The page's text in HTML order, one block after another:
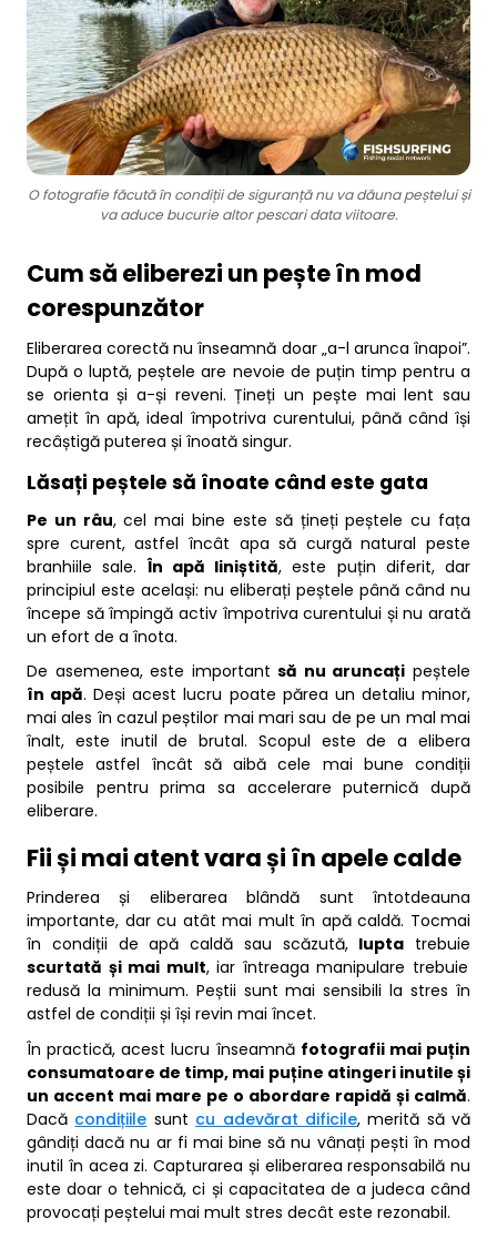
O fotografie făcută în condiții de siguranță nu va dăuna peștelui și
va aduce bucurie altor pescari data viitoare.
Cum să eliberezi un pește în mod
corespunzător
Eliberarea corectă nu înseamnă doar „a-l arunca înapoi”.
După o luptă, peștele are nevoie de puțin timp pentru a
se orienta și a-și reveni. Țineți un pește mai lent sau
amețit în apă, ideal împotriva curentului, până când își
recâștigă puterea și înoată singur.
Lăsați peștele să înoate când este gata
Pe un râu, cel mai bine este să țineți peștele cu fața
spre curent, astfel încât apa să curgă natural peste
branhiile sale. În apă liniștită, este puțin diferit, dar
principiul este același: nu eliberați peștele până când nu
începe să împingă activ împotriva curentului și nu arată
un efort de a înota.
De asemenea, este importantsă nu aruncați peștele
în apă. Deși acest lucru poate părea un detaliu minor,
mai ales în cazul peștilor mai mari sau de pe un mal mai
înalt, este inutil de brutal. Scopul este de a elibera
peștele astfel încât să aibă cele mai bune condiții
posibile pentru prima sa accelerare puternică după
eliberare.
Fii și mai atent vara și în apele calde
Prinderea și eliberarea blândă sunt întotdeauna
importante, dar cu atât mai mult în apă caldă. Tocmai
în condiții de apă caldă sau scăzută, lupta trebuie
scurtată și mai mult, iar întreaga manipulare trebuie
redusă la minimum. Peștii sunt mai sensibili la stres în
astfel de condiții și își revin mai încet.
În practică, acest lucru înseamnă fotografii mai puțin
consumatoare de timp, mai puține atingeri inutile și
un accent mai mare pe o abordare rapidă și calmă.
Dacă condițiile sunt cu adevărat dificile, merită să vă
gândiți dacă nu ar fi mai bine să nu vânați pești în mod
inutil în acea zi. Capturarea și eliberarea responsabilă nu
este doar o tehnică, ci și capacitatea de a judeca când
provocați peștelui mai mult stres decât este rezonabil.